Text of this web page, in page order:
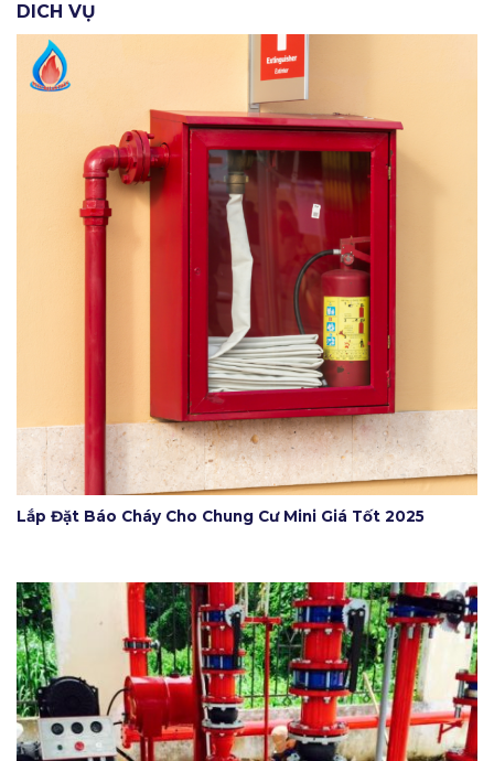
DICH VỤ
Lắp Đặt Báo Cháy Cho Chung Cư Mini Giá Tốt 2025